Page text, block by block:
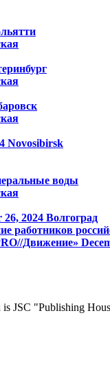
Novosibirsk
воды
26, 2024 Волгоград
работников
Движение»
JSC "Publishing